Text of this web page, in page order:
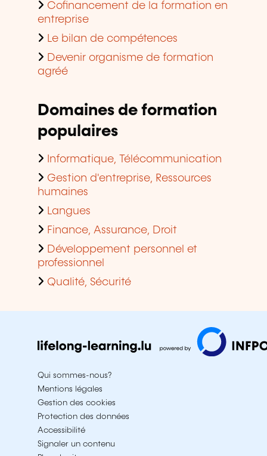
Cofinancement de la formation en
entreprise
Le bilan de compétences
Devenir organisme de formation
agréé
Domaines de formation
populaires
Informatique, Télécommunication
Gestion d'entreprise, Ressources
humaines
Langues
Finance, Assurance, Droit
Développement personnel et
professionnel
Qualité, Sécurité
Qui sommes-nous?
Mentions légales
Gestion des cookies
Protection des données
Accessibilité
Signaler un contenu